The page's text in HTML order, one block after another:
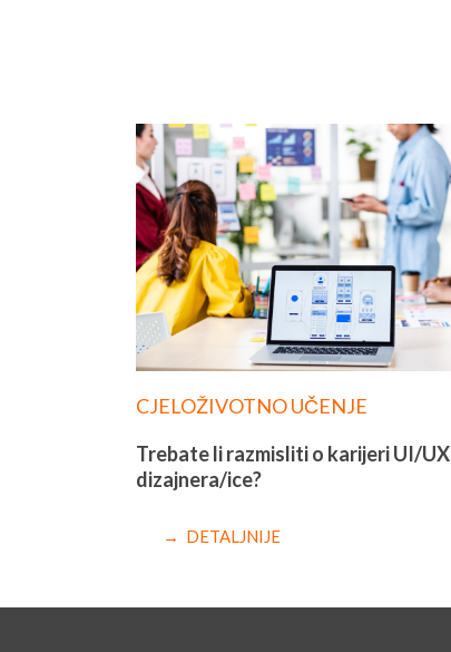
CJELOŽIVOTNO UČENJE
Trebate li razmisliti o karijeri UI/UX
dizajnera/ice?
→ DETALJNIJE